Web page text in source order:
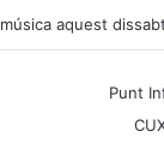
Domingo de